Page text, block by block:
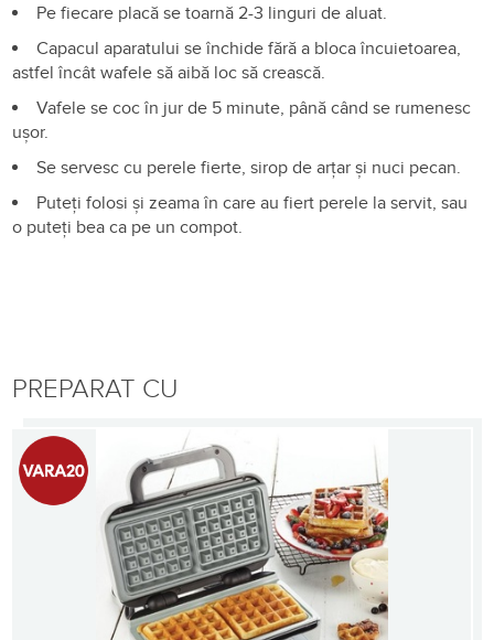
Pe fiecare placă se toarnă 2-3 linguri de aluat.
Capacul aparatului se închide fără a bloca încuietoarea,
astfel încât wafele să aibă loc să crească.
Vafele se coc în jur de 5 minute, până când se rumenesc
ușor.
Se servesc cu perele fierte, sirop de arțar și nuci pecan.
Puteți folosi și zeama în care au fiert perele la servit, sau
o puteți bea ca pe un compot.
PREPARAT CU